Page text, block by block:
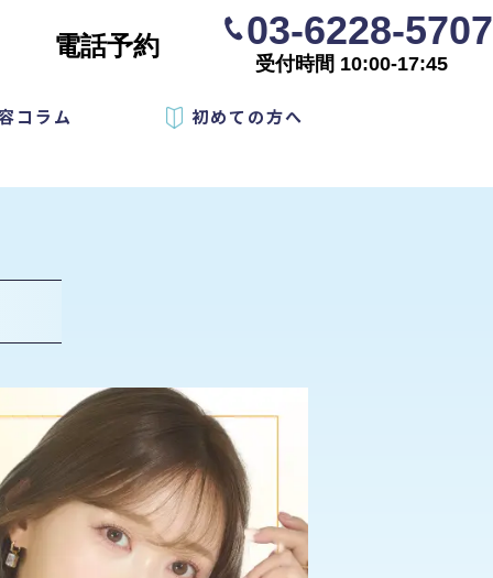
電話予約 03-6228-5707
受付時間 10:00-17:45
コラム 初めての方へ